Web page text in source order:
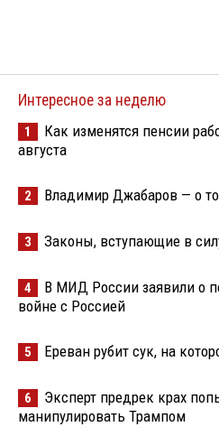
Интересное за неделю
1
Как изменятся пенсии
августа
2 Владимир Джабаров — о
3 Законы, вступающие в
4
В МИД России заявили о
войне с Россией
5 Ереван рубит сук, на
6
Эксперт предрек крах
манипулировать Трампом